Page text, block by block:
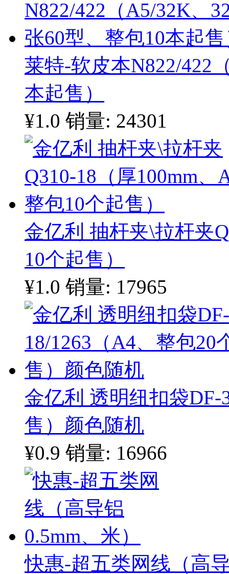
莱特-软皮本N822/422
本起售）
¥1.0 销量: 24301
金亿利 抽杆夹\拉杆夹
10个起售）
¥1.0 销量: 17965
金亿利 透明纽扣袋DF-
售）颜色随机
¥0.9 销量: 16966
快惠-超五类网线（高